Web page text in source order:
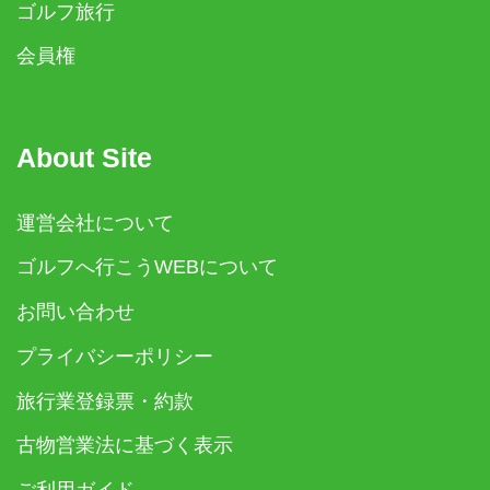
ゴルフ旅行
会員権
About Site
運営会社について
ゴルフへ行こうWEBについて
お問い合わせ
プライバシーポリシー
旅行業登録票・約款
古物営業法に基づく表示